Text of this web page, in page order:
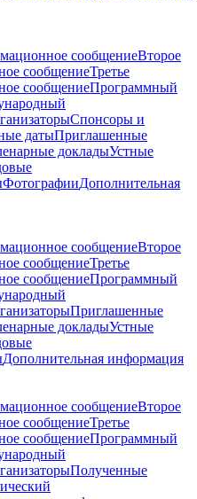
сообщениеВторое
сообщениеТретье
сообщениеПрограммный
Спонсоры и
датыПриглашенные
докладыУстные
ФотографииДополнительная
сообщениеВторое
сообщениеТретье
сообщениеПрограммный
Приглашенные
докладыУстные
Дополнительная информация
сообщениеВторое
сообщениеТретье
сообщениеПрограммный
Полученные